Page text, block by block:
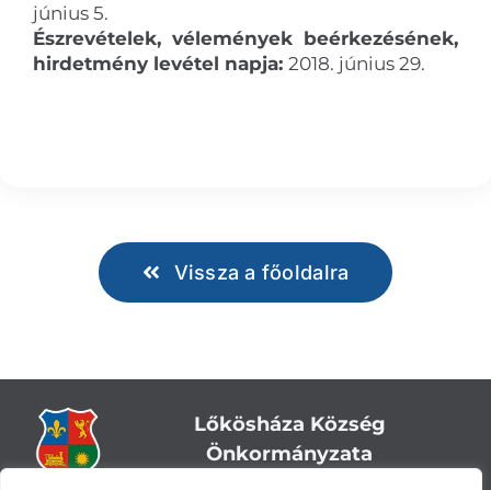
június 5.
Észrevételek, vélemények beérkezésének,
hirdetmény levétel napja: 2018. június 29.
Vissza a főoldalra
Lőkösháza Község
Önkormányzata